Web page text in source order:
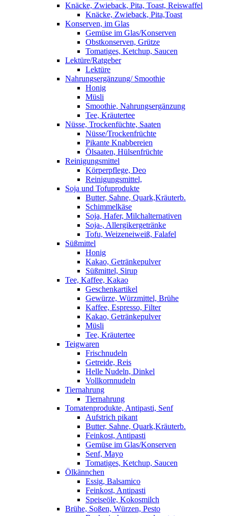
Knäcke, Zwieback, Pita, Toast, Reiswaffel
Knäcke, Zwieback, Pita,Toast
Konserven, im Glas
Gemüse im Glas/Konserven
Obstkonserven, Grütze
Tomatiges, Ketchup, Saucen
Lektüre/Ratgeber
Lektüre
Nahrungsergänzung/ Smoothie
Honig
Müsli
Smoothie, Nahrungsergänzung
Tee, Kräutertee
Nüsse, Trockenfüchte, Saaten
Nüsse/Trockenfrüchte
Pikante Knabbereien
Ölsaaten, Hülsenfrüchte
Reinigungsmittel
Körperpflege, Deo
Reinigungsmittel,
Soja und Tofuprodukte
Butter, Sahne, Quark,Kräuterb.
Schimmelkäse
Soja, Hafer, Milchalternativen
Soja-, Allergikergetränke
Tofu, Weizeneiweiß, Falafel
Süßmittel
Honig
Kakao, Getränkepulver
Süßmittel, Sirup
Tee, Kaffee, Kakao
Geschenkartikel
Gewürze, Würzmittel, Brühe
Kaffee, Espresso, Filter
Kakao, Getränkepulver
Müsli
Tee, Kräutertee
Teigwaren
Frischnudeln
Getreide, Reis
Helle Nudeln, Dinkel
Vollkornnudeln
Tiernahrung
Tiernahrung
Tomatenprodukte, Antipasti, Senf
Aufstrich pikant
Butter, Sahne, Quark,Kräuterb.
Feinkost, Antipasti
Gemüse im Glas/Konserven
Senf, Mayo
Tomatiges, Ketchup, Saucen
Ölkännchen
Essig, Balsamico
Feinkost, Antipasti
Speiseöle, Kokosmilch
Brühe, Soßen, Würzen, Pesto